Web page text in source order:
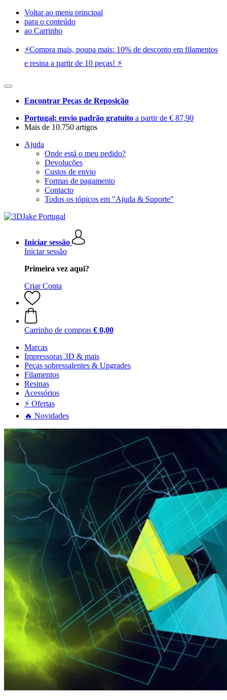
Voltar ao menu principal
para o conteúdo
ao Carrinho
⚡️Compra mais, poupa mais: 10% de desconto em filamentos
e resina a partir de 10 peças! ⚡️
Encontrar Peças de Reposição
Portugal: envio padrão gratuito a partir de € 87,90
Mais de 10.750 artigos
Ajuda
Onde está o meu pedido?
Devoluções
Custos de envio
Formas de pagamento
Contacto
Todos os tópicos em "Ajuda & Suporte"
Iniciar sessão
Iniciar sessão
Primeira vez aqui?
Criar Conta
Carrinho de compras € 0,00
Marcas
Impressoras 3D & mais
Peças sobressalentes & Upgrades
Filamentos
Resinas
Acessórios
⚡ Ofertas
🔥 Novidades